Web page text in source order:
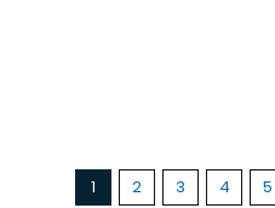
1 2 3 4 5